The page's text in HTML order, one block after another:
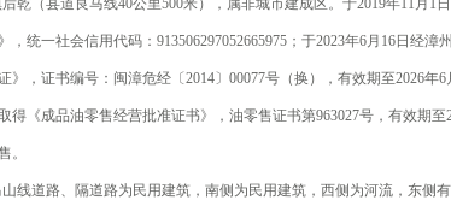
乾（县道良马线40公里500米），属非城市建成区。于2019年11月1
统一社会信用代码：913506297052665975；于2023年6月16日经漳
，证书编号：闽漳危经〔2014〕00077号（换），有效期至2026年6
得《成品油零售经营批准证书》，油零售证书第963027号，有效期至
。
线道路、隔道路为民用建筑，南侧为民用建筑，西侧为河流，东侧